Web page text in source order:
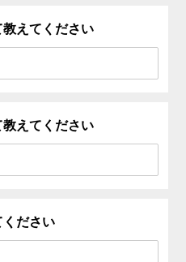
えてください
えてください
ください